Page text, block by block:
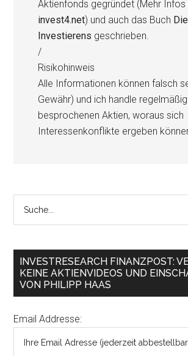
Aktienfonds gegründet (Mehr Infos
invest4.net) und auch das Buch
Investierens geschrieben.
/
Risikohinweis
Alle Informationen können falsch
Gewähr) und ich handle
besprochenen Aktien, woraus sich
Interessenkonflikte ergeben
INVESTRESEARCH FINANZPOST:
KEINE AKTIENVIDEOS UND
VON PHILIPP HAAS
Email Addresse: